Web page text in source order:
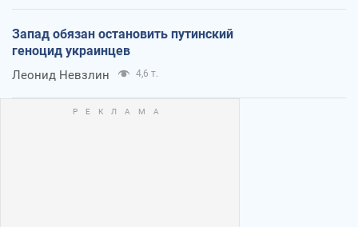
Запад обязан остановить путинский
геноцид украинцев
Леонид Невзлин 4,6 т.